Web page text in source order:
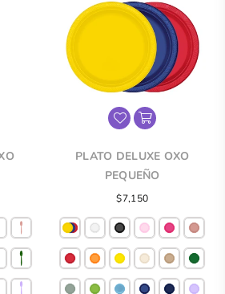
PLATO DELUXE OXO
PEQUEÑO
$7,150